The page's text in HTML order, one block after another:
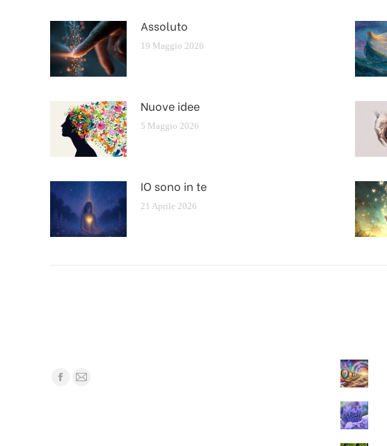
Assoluto
19 Maggio 2026
Nuove idee
5 Maggio 2026
IO sono in te
21 Aprile 2026